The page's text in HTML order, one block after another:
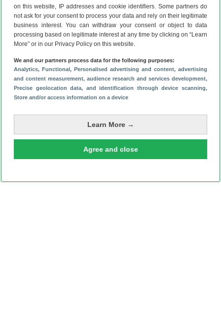
on this website, IP addresses and cookie identifiers. Some partners do
not ask for your consent to process your data and rely on their legitimate
business interest. You can withdraw your consent or object to data
processing based on legitimate interest at any time by clicking on “Learn
More” or in our Privacy Policy on this website.
We and our partners process data for the following purposes:
Analytics, Functional, Personalised advertising and content, advertising
and content measurement, audience research and services development,
Precise geolocation data, and identification through device scanning,
Store and/or access information on a device
Learn More →
Agree and close
Meer over de Huawei P20
Het duurt nog even totdat de P20 wordt onthuld en we
weten waar de drie camera’s nou echt voor worden gebruikt.
Waarschijnlijk gebeurt dat pas op 27 maart tijdens een
van de smartphone uit: de P20,P20 Liteen P20 Plus. Door
eengelekte P20-renderzijn de verschillende toestellen
van alle kanten te bekijken.
Blijf op de hoogte over de Huawei P20 via de